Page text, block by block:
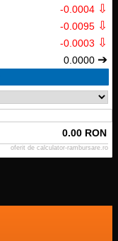
-0.0004 ⇩
-0.0095 ⇩
-0.0003 ⇩
0.0000 ➔
0.00 RON
oferit decalculator-rambursare.ro